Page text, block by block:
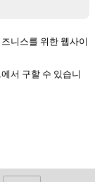
니스를 위한 웹사이
서 구할 수 있습니